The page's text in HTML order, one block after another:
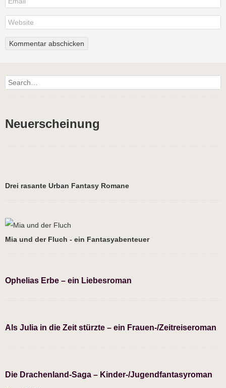
Search
Neuerscheinung
Drei rasante Urban Fantasy Romane
Mia und der Fluch - ein Fantasyabenteuer
Ophelias Erbe – ein Liebesroman
Als Julia in die Zeit stürzte – ein Frauen-/Zeitreiseroman
Die Drachenland-Saga – Kinder-/Jugendfantasyroman